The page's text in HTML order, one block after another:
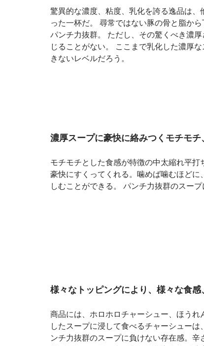
驚異的な濃度、粘度、乳化を誇る逸品は
った一杯だ。 尋常ではない豚の骨と脂か
パンチ力抜群。 ただし、その驚くべき濃
じることがない。 ここまで乳化した濃厚
きないレベルだろう。
濃厚スープに豪快に絡みつくモチモチ
モチモチとした食感が特徴の中太縮れ平
豪快にすくってくれる。噛めば噛むほど
しむことができる。 パンチ力抜群のスー
様々なトッピングにより、様々な食
商品には、ホロホロチャーシュー、ほう
したスープに浸して食べるチャーシュー
ンチ力抜群のスープに負けない存在感。